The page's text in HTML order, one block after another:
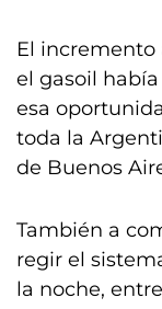
El
el gasoil había
esa
toda la
de Buenos
También a
regir el
la noche,